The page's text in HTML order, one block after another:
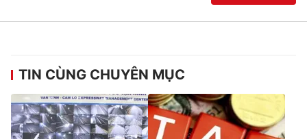
TIN CÙNG CHUYÊN MỤC